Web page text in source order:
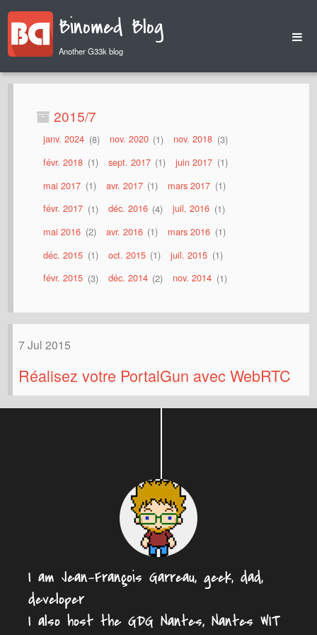
Binomed Blog
Another G33k blog
Home
2015/7
janv. 2024 8 nov. 2020 1 nov. 2018 3
févr. 2018 1 sept. 2017 1 juin 2017 1
mai 2017 1 avr. 2017 1 mars 2017 1
févr. 2017 1 déc. 2016 4 juil. 2016 1
mai 2016 2 avr. 2016 1 mars 2016 1
déc. 2015 1 oct. 2015 1 juil. 2015 1
févr. 2015 3 déc. 2014 2 nov. 2014 1
7 Jul 2015
Réalisez votre PortalGun avec WebRTC
I am Jean-François Garreau, geek, dad,
developer
I also host the GDG Nantes, Nantes WIT